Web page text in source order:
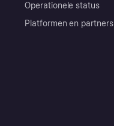
Operationele status
Platformen en partners